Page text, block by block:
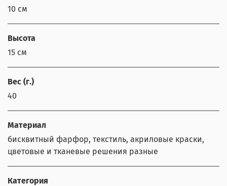
10 см
Высота
15 см
Вес (г.)
40
Материал
бисквитный фарфор, текстиль, акриловые краски,
цветовые и тканевые решения разные
Категория